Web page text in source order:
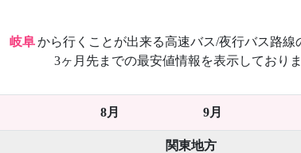
岐阜から行くことが出来る高速バス/夜行バス路線
3ヶ月先までの最安値情報を表示しておりま
8月 9月
関東地方